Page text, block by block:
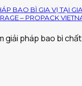
BAO BÌ GIA VỊ TẠI
– PROPACK
giải pháp bao bì